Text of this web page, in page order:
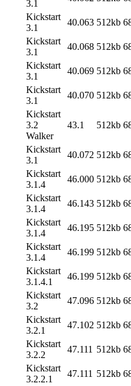
3.1
Kickstart
3.1
40.063 512kb
Kickstart
3.1
40.068 512kb
Kickstart
3.1
40.069 512kb
Kickstart
3.1
40.070 512kb
Kickstart
3.2
Walker
43.1 512kb
Kickstart
3.1
40.072 512kb
Kickstart
3.1.4
46.000 512kb
Kickstart
3.1.4
46.143 512kb
Kickstart
3.1.4
46.195 512kb
Kickstart
3.1.4
46.199 512kb
Kickstart
3.1.4.1
46.199 512kb
Kickstart
3.2
47.096 512kb
Kickstart
3.2.1
47.102 512kb
Kickstart
3.2.2
47.111 512kb
Kickstart
3.2.2.1
47.111 512kb